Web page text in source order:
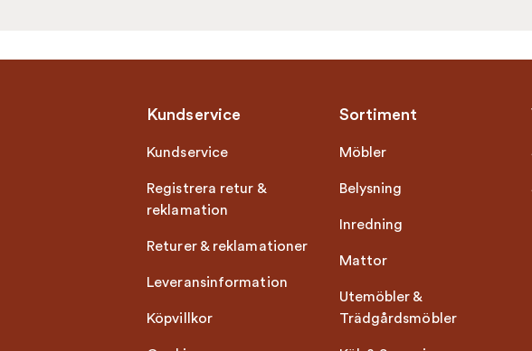
Kundservice
Kundservice
Registrera retur &
reklamation
Returer & reklamationer
Leveransinformation
Köpvillkor
Sortiment
Möbler
Belysning
Inredning
Mattor
Utemöbler &
Trädgårdsmöbler